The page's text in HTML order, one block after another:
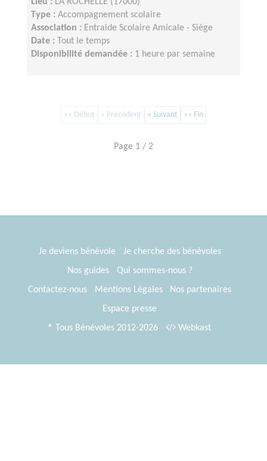
Type : Accompagnement scolaire
Association : Entraide Scolaire Amicale - Siège
Date :
Tout le temps
Disponibilité demandée : 1 heure par semaine
«« Début « Précédent » Suivant »» Fin
Page 1 / 2
Je deviens bénévole
Je cherche des bénévoles
Nos guides
Qui sommes-nous ?
Contactez-nous
Mentions Légales
Nos partenaires
Espace presse
® Tous Bénévoles 2012-2026
Webkast